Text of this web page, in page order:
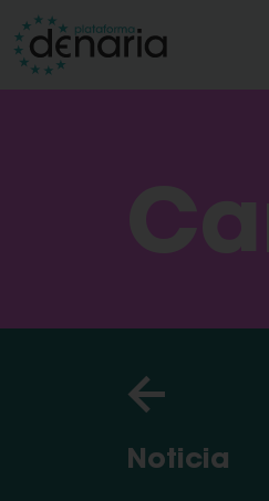
Noticia